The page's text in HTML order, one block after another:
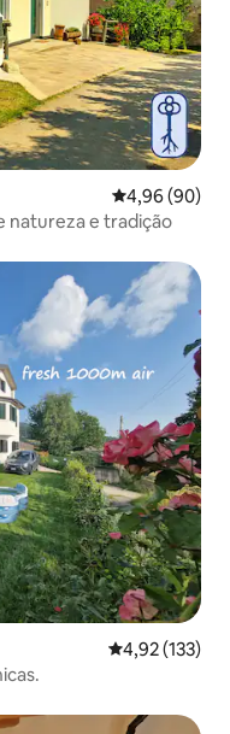
4,96 de uma
4,96 (90)
natureza e tradição
4,92 de uma
4,92 (133)